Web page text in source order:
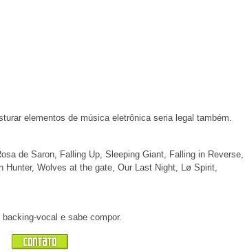
elementos de música eletrônica seria legal também.
de Saron, Falling Up, Sleeping Giant, Falling in Reverse,
Hunter, Wolves at the gate, Our Last Night, Lø Spirit,
backing-vocal e sabe compor.